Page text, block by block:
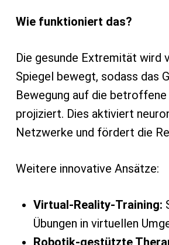
Wie funktioniert das?
Die gesunde Extremität wird
Spiegel bewegt, sodass das
Bewegung auf die
projiziert. Dies aktiviert
Netzwerke und fördert die
Weitere innovative Ansätze:
Virtual-Reality-Training:
Übungen in virtuellen